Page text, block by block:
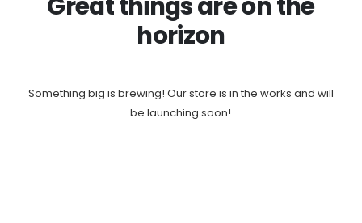
horizon
Something big is brewing! Our store is in the works and will
be launching soon!